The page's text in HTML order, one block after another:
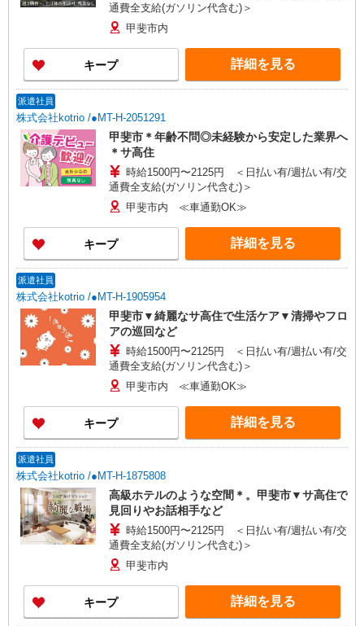
通費全支給(ガソリン代含む)＞
甲斐市内
キープ 詳細を見る
派遣社員
株式会社kotrio /●MT-H-2051291
甲斐市＊年齢不問◎未経験から安定した業界へ
＊サ高住
時給1500円〜2125円 ＜日払い有/週払い有/交
通費全支給(ガソリン代含む)＞
甲斐市内 ≪車通勤OK≫
キープ 詳細を見る
派遣社員
株式会社kotrio /●MT-H-1905954
甲斐市▼綺麗なサ高住で生活ケア▼清掃やフロ
アの巡回など
時給1500円〜2125円 ＜日払い有/週払い有/交
通費全支給(ガソリン代含む)＞
甲斐市内 ≪車通勤OK≫
キープ 詳細を見る
派遣社員
株式会社kotrio /●MT-H-1875808
高級ホテルのような空間＊。甲斐市▼サ高住で
見回りやお話相手など
時給1500円〜2125円 ＜日払い有/週払い有/交
通費全支給(ガソリン代含む)＞
甲斐市内
キープ 詳細を見る